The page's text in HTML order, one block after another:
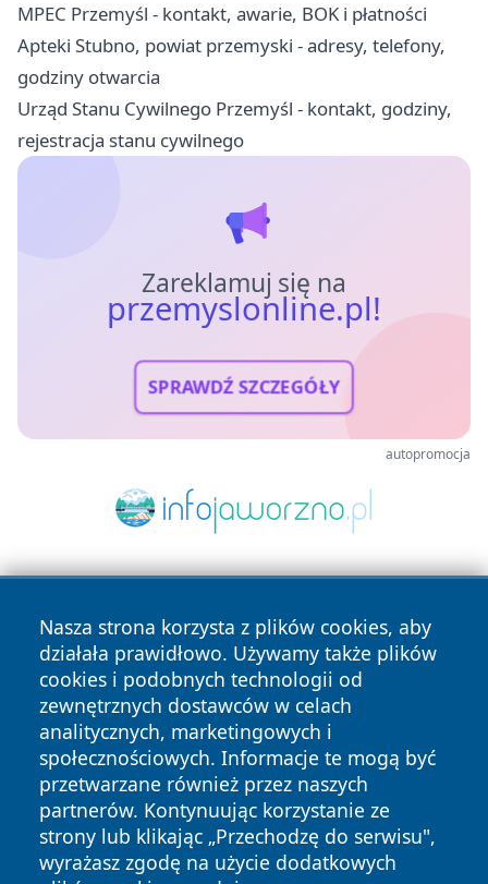
MPEC Przemyśl - kontakt, awarie, BOK i płatności
Apteki Stubno, powiat przemyski - adresy, telefony,
godziny otwarcia
Urząd Stanu Cywilnego Przemyśl - kontakt, godziny,
rejestracja stanu cywilnego
Zareklamuj się na
przemyslonline.pl!
SPRAWDŹ SZCZEGÓŁY
autopromocja
Nasza strona korzysta z plików cookies, aby
działała prawidłowo. Używamy także plików
cookies i podobnych technologii od
zewnętrznych dostawców w celach
analitycznych, marketingowych i
społecznościowych. Informacje te mogą być
przetwarzane również przez naszych
partnerów. Kontynuując korzystanie ze
strony lub klikając „Przechodzę do serwisu",
wyrażasz zgodę na użycie dodatkowych
Copyright © 2026 przemyslonline.pl Wszystkie prawa
zastrzeżone.
News Autorzy
Polityka
Prywatności
Polityka
Cookies